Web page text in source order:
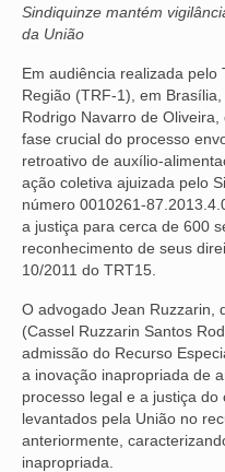
QUEM SOMOS
SUBSEDES
ARAÇATUBA
BAURU
PRESIDENTE
RIBEIRÃO PRETO
SÃO JOSÉ DOS
SÃO JOSÉ DO
SOROCABA
NOTÍCIAS
Sindiquinze mantém
da União
Em audiência realizada pelo
Região (TRF-1), em
Rodrigo Navarro de
fase crucial do processo
retroativo de auxílio-
ação coletiva ajuizada pelo
número 0010261-
a justiça para cerca de 600
reconhecimento de seus
10/2011 do TRT15.
O advogado Jean Ruzzarin,
(Cassel Ruzzarin Santos
admissão do Recurso
a inovação inapropriada de
processo legal e a justiça
levantados pela União no
anteriormente,
inapropriada.